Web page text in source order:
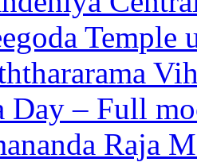
Temple
Day – Full
Raja